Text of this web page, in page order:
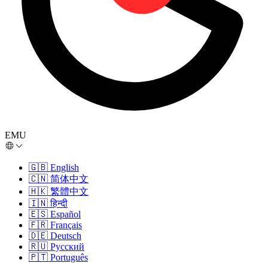
EMU
🇬🇧 English
🇨🇳 简体中文
🇭🇰 繁體中文
🇮🇳 हिन्दी
🇪🇸 Español
🇫🇷 Français
🇩🇪 Deutsch
🇷🇺 Русский
🇵🇹 Português